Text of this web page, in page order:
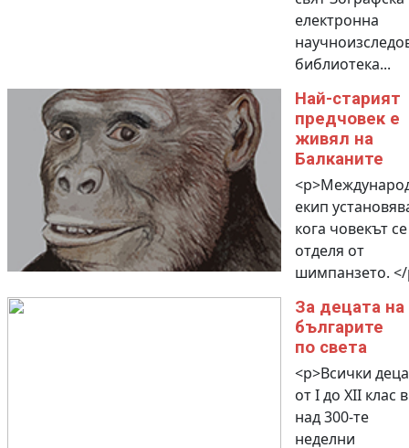
електронна
библиотека...
Най-старият
предчовек е
живял на
Балканите
екип
кога човекът се
отделя от
шимпанзето.
За децата на
българите
по света
<p>Всички деца
от I до XII клас в
над 300-те
неделни